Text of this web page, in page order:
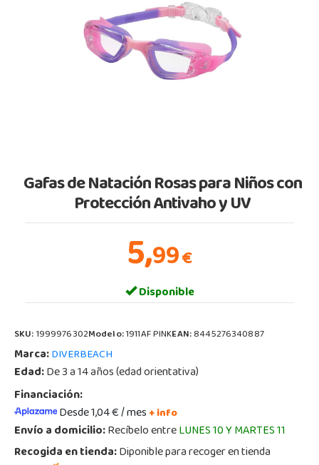
Gafas de Natación Rosas para Niños con
Protección Antivaho y UV
5,99€
Disponible
SKU:1999976302Modelo:1911AF PINKEAN:8445276340887
Marca:DIVERBEACH
Edad:De 3 a 14 años (edad orientativa)
Financiación:
Desde 1,04 € / mes+ info
Envío a domicilio:Recíbelo entreLUNES 10 Y MARTES 11
Recogida en tienda:Diponible para recoger en tienda